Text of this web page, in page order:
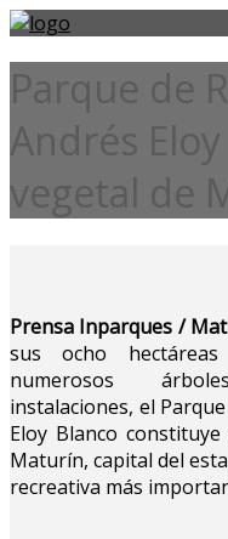
Parque de
Andrés
vegetal de
Prensa Inparques /
sus ocho
numerosos
instalaciones, el
Eloy Blanco
Maturín, capital del
recreativa más